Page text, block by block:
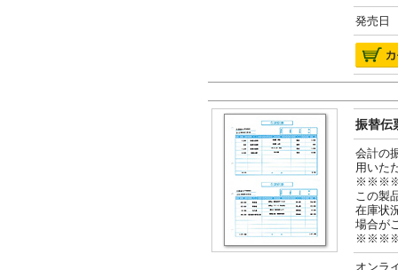
発売日
振替伝
会計の
用いた
この製
在庫状
場合が
オン